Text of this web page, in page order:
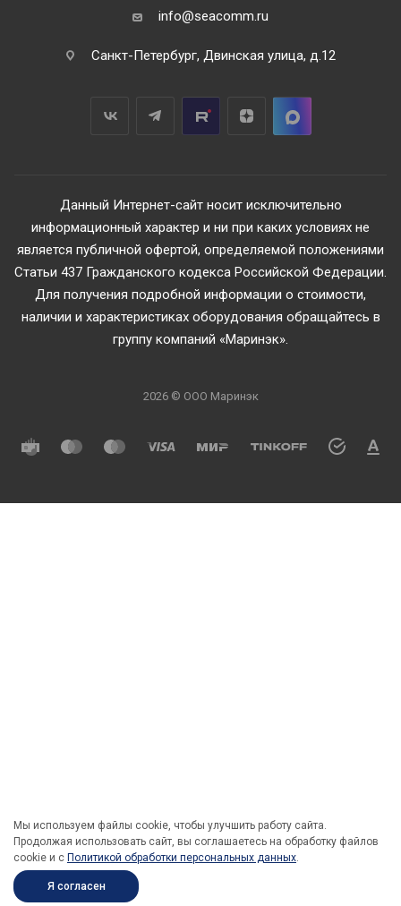
info@seacomm.ru
Санкт-Петербург, Двинская улица, д.12
Данный Интернет-сайт носит исключительно
информационный характер и ни при каких условиях не
является публичной офертой, определяемой положениями
Статьи 437 Гражданского кодекса Российской Федерации.
Для получения подробной информации о стоимости,
наличии и характеристиках оборудования обращайтесь в
группу компаний «Маринэк».
2026 © ООО Маринэк
Мы используем файлы cookie, чтобы улучшить работу сайта.
Продолжая использовать сайт, вы соглашаетесь на обработку файлов
cookie и c Политикой обработки персональных данных.
Я согласен